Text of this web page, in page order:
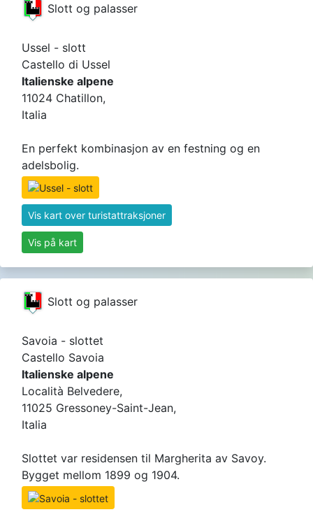
Slott og palasser
Ussel - slott
Castello di Ussel
Italienske alpene
11024 Chatillon,
Italia
En perfekt kombinasjon av en festning og en
adelsbolig.
Vis kart over turistattraksjoner
Vis på kart
Slott og palasser
Savoia - slottet
Castello Savoia
Italienske alpene
Località Belvedere,
11025 Gressoney-Saint-Jean,
Italia
Slottet var residensen til Margherita av Savoy.
Bygget mellom 1899 og 1904.